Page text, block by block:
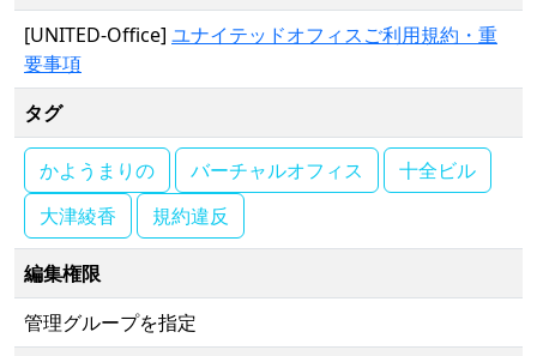
[UNITED-Office] ユナイテッドオフィスご利用規約・重
要事項
タグ
かようまりの バーチャルオフィス
十全ビル
大津綾香
規約違反
編集権限
管理グループを指定